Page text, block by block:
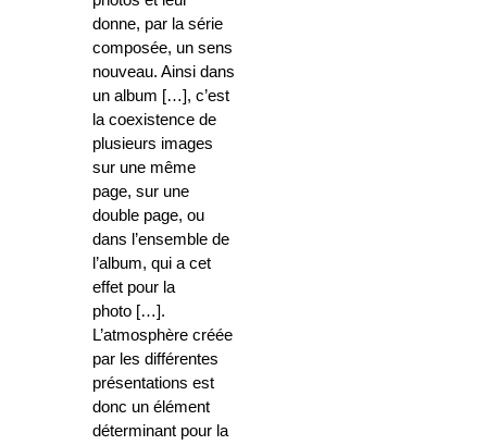
donne, par la série
composée, un sens
nouveau. Ainsi dans
un album […], c’est
la coexistence de
plusieurs images
sur une même
page, sur une
double page, ou
dans l’ensemble de
l’album, qui a cet
effet pour la
photo […].
L’atmosphère créée
par les différentes
présentations est
donc un élément
déterminant pour la